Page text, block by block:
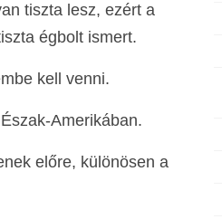
tiszta lesz, ezért a
égbolt ismert.
kell venni.
Amerikában.
előre, különösen a